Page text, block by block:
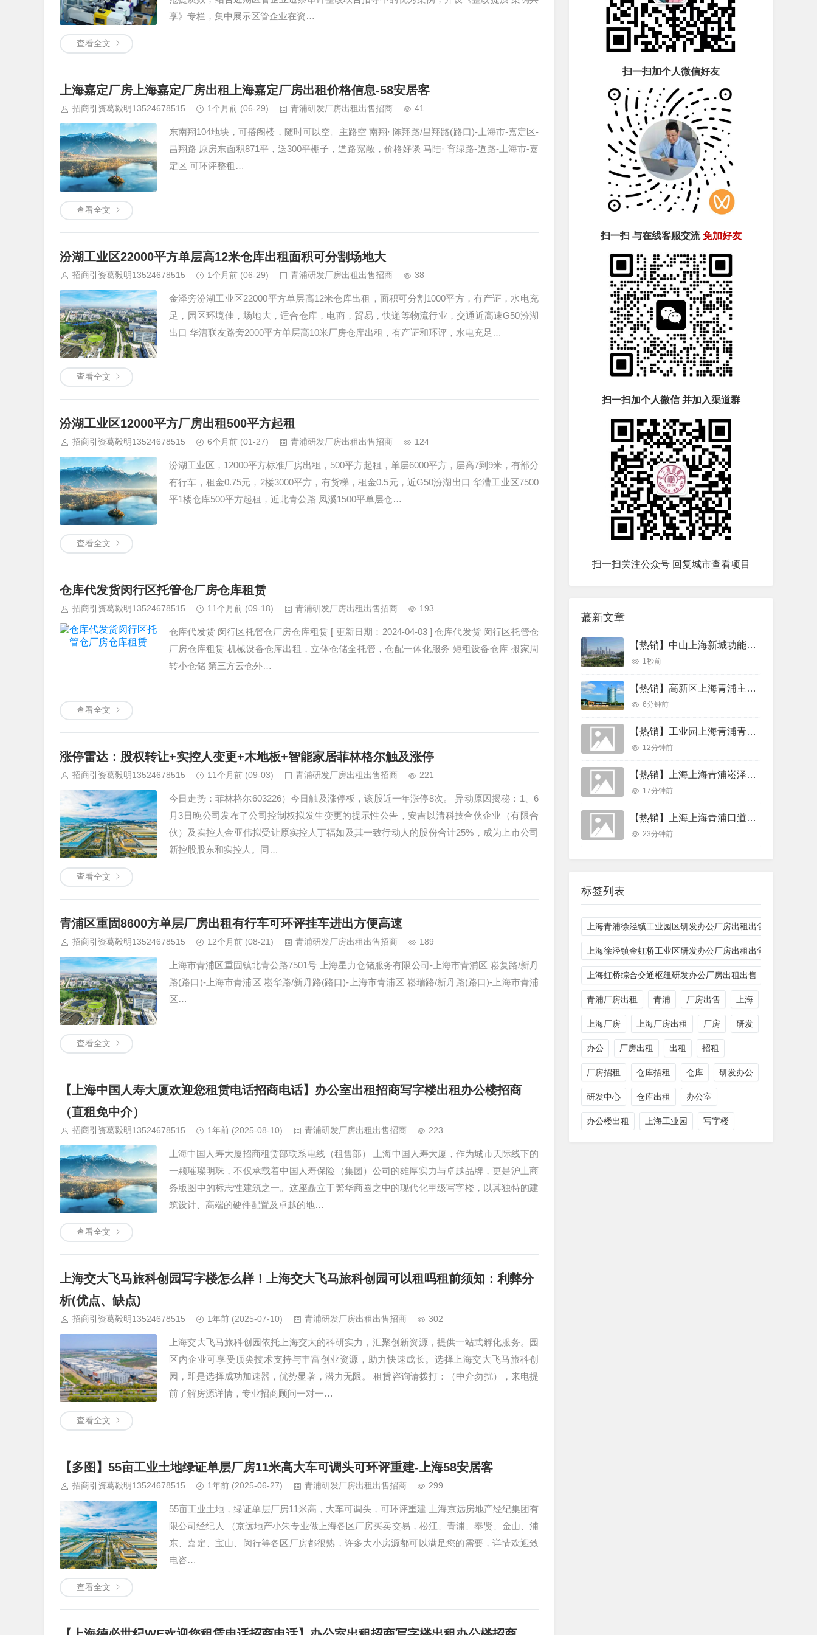
享》专栏，集中展示区管企业在资…
查看全文
上海嘉定厂房上海嘉定厂房出租上海嘉定厂房出租价格信息-58安居客
招商引资葛毅明13524678515 1个月前 (06-29) 青浦研发厂房出租出售招商 41
东南翔104地块，可搭阁楼，随时可以空。主路空 南翔· 陈翔路/昌翔路(路口)-上海市-嘉定区-
昌翔路 原房东面积871平，送300平棚子，道路宽敞，价格好谈 马陆· 育绿路-道路-上海市-嘉
定区 可环评整租…
查看全文
汾湖工业区22000平方单层高12米仓库出租面积可分割场地大
招商引资葛毅明13524678515 1个月前 (06-29) 青浦研发厂房出租出售招商 38
金泽旁汾湖工业区22000平方单层高12米仓库出租，面积可分割1000平方，有产证，水电充
足，园区环境佳，场地大，适合仓库，电商，贸易，快递等物流行业，交通近高速G50汾湖
出口 华漕联友路旁2000平方单层高10米厂房仓库出租，有产证和环评，水电充足…
查看全文
汾湖工业区12000平方厂房出租500平方起租
招商引资葛毅明13524678515 6个月前 (01-27) 青浦研发厂房出租出售招商 124
汾湖工业区，12000平方标准厂房出租，500平方起租，单层6000平方，层高7到9米，有部分
有行车，租金0.75元，2楼3000平方，有货梯，租金0.5元，近G50汾湖出口 华漕工业区7500
平1楼仓库500平方起租，近北青公路 凤溪1500平单层仓…
查看全文
仓库代发货闵行区托管仓厂房仓库租赁
招商引资葛毅明13524678515 11个月前 (09-18) 青浦研发厂房出租出售招商 193
仓库代发货 闵行区托管仓厂房仓库租赁 [ 更新日期：2024-04-03 ] 仓库代发货 闵行区托管仓
厂房仓库租赁 机械设备仓库出租，立体仓储全托管，仓配一体化服务 短租设备仓库 搬家周
转小仓储 第三方云仓外…
查看全文
涨停雷达：股权转让+实控人变更+木地板+智能家居菲林格尔触及涨停
招商引资葛毅明13524678515 11个月前 (09-03) 青浦研发厂房出租出售招商 221
今日走势：菲林格尔603226）今日触及涨停板，该股近一年涨停8次。 异动原因揭秘：1、6
月3日晚公司发布了公司控制权拟发生变更的提示性公告，安吉以清科技合伙企业（有限合
伙）及实控人金亚伟拟受让原实控人丁福如及其一致行动人的股份合计25%，成为上市公司
新控股股东和实控人。同…
查看全文
青浦区重固8600方单层厂房出租有行车可环评挂车进出方便高速
招商引资葛毅明13524678515 12个月前 (08-21) 青浦研发厂房出租出售招商 189
上海市青浦区重固镇北青公路7501号 上海星力仓储服务有限公司-上海市青浦区 崧复路/新丹
路(路口)-上海市青浦区 崧华路/新丹路(路口)-上海市青浦区 崧瑞路/新丹路(路口)-上海市青浦
区…
查看全文
【上海中国人寿大厦欢迎您租赁电话招商电话】办公室出租招商写字楼出租办公楼招商
（直租免中介）
招商引资葛毅明13524678515 1年前 (2025-08-10) 青浦研发厂房出租出售招商 223
上海中国人寿大厦招商租赁部联系电线（租售部） 上海中国人寿大厦，作为城市天际线下的
一颗璀璨明珠，不仅承载着中国人寿保险（集团）公司的雄厚实力与卓越品牌，更是沪上商
务版图中的标志性建筑之一。这座矗立于繁华商圈之中的现代化甲级写字楼，以其独特的建
筑设计、高端的硬件配置及卓越的地…
查看全文
上海交大飞马旅科创园写字楼怎么样！上海交大飞马旅科创园可以租吗租前须知：利弊分
析(优点、缺点)
招商引资葛毅明13524678515 1年前 (2025-07-10) 青浦研发厂房出租出售招商 302
上海交大飞马旅科创园依托上海交大的科研实力，汇聚创新资源，提供一站式孵化服务。园
区内企业可享受顶尖技术支持与丰富创业资源，助力快速成长。选择上海交大飞马旅科创
园，即是选择成功加速器，优势显著，潜力无限。 租赁咨询请拨打：（中介勿扰），来电提
前了解房源详情，专业招商顾问一对一…
查看全文
【多图】55亩工业土地绿证单层厂房11米高大车可调头可环评重建-上海58安居客
招商引资葛毅明13524678515 1年前 (2025-06-27) 青浦研发厂房出租出售招商 299
55亩工业土地，绿证单层厂房11米高，大车可调头，可环评重建 上海京远房地产经纪集团有
限公司经纪人 （京远地产小朱专业做上海各区厂房买卖交易，松江、青浦、奉贤、金山、浦
东、嘉定、宝山、闵行等各区厂房都很熟，许多大小房源都可以满足您的需要，详情欢迎致
电咨…
查看全文
扫一扫加个人微信好友
扫一扫 与在线客服交流免加好友
扫一扫加个人微信 并加入渠道群
扫一扫关注公众号 回复城市查看项目
蕞新文章
【热销】中山上海新城功能导入青浦造留镇新城提速 三甲医院数字服务官落地 产业载体选址升温 园区厂房出厂房出租
1秒前
【热销】高新区上海青浦主流路长三角示范区开发者大会周边镇释放产业机会 120个紧缺岗位66项场景清单厂房出租
6分钟前
【热销】工业园上海青浦青公路崧华路崧泽大道高台库出租 3800平层高11米跨度50米 独院可环评厂房厂房出租
12分钟前
【热销】上海上海青浦崧泽大道尚之坊数创壹谷产业园20000平厂房出租，首层4.6米层高
17分钟前
【热销】上海上海青浦口道路新水路香花桥55亩25000平厂房出租，紧邻高速
23分钟前
标签列表
上海青浦徐泾镇工业园区研发办公厂房出租出售
上海徐泾镇金虹桥工业区研发办公厂房出租出售
上海虹桥综合交通枢纽研发办公厂房出租出售
青浦厂房出租 青浦 厂房出售 上海
上海厂房 上海厂房出租 厂房 研发
办公 厂房出租 出租 招租
厂房招租 仓库招租 仓库 研发办公
研发中心 仓库出租 办公室
办公楼出租 上海工业园 写字楼